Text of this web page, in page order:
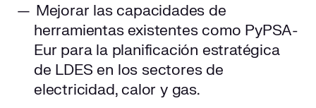
Mejorar las capacidades de
herramientas existentes como PyPSA-
Eur para la planificación estratégica
de LDES en los sectores de
electricidad, calor y gas.